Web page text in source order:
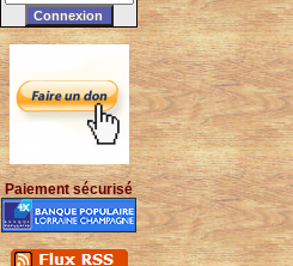
Paiement sécurisé